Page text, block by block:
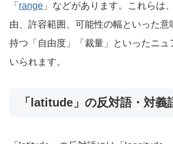
「 range 」などがあります。これらは
由、許容範囲、可能性の幅といった
持つ「自由度」「裁量」といったニュ
いられます。
「latitude」の反対語・対義